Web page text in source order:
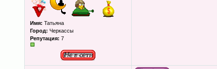
Имя: Татьяна
Город: Черкассы
Репутация: 7